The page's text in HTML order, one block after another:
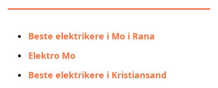
Beste elektrikere i Mo i Rana
Elektro Mo
Beste elektrikere i Kristiansand